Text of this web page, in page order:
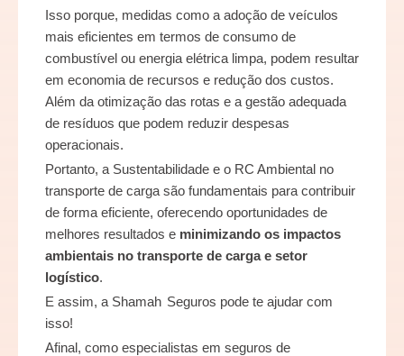
Isso porque, medidas como a adoção de veículos
mais eficientes em termos de consumo de
combustível ou energia elétrica limpa, podem resultar
em economia de recursos e redução dos custos.
Além da otimização das rotas e a gestão adequada
de resíduos que podem reduzir despesas
operacionais.
Portanto, a Sustentabilidade e o RC Ambiental no
transporte de carga são fundamentais para contribuir
de forma eficiente, oferecendo oportunidades de
melhores resultados e minimizando os impactos
ambientais no transporte de carga e setor
logístico.
E assim, a Shamah Seguros pode te ajudar com
isso!
Afinal, como especialistas em seguros de